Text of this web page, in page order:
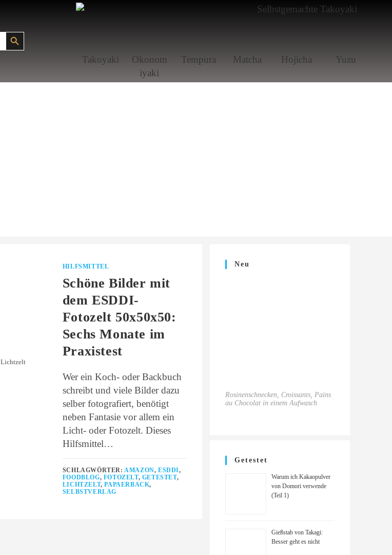
SEARCH BUTTON
Tako­yaki
Okonom
i­yaki
Tem­pura Matcha Hoji­cha Yuzu
Lichtzelt
HILFSMITTEL
Schöne Bilder mit
dem ESDDI-
Fotozelt 50x50x50:
Sechs Monate im
Praxistest
Wer ein Koch- oder Backbuch
schreibt und viele Bilder dazu
selber fotografiert, benötigt
neben Fantasie vor allem ein
Licht- oder Fotozelt. Dieses
Hilfsmittel…
SCHLAGWÖRTER: AMAZON, ESDDI,
FOODBLOG, FOTOZELT, GETESTET,
LICHTZELT,PAPAERBACK,
SELBSTVERLAG
Neu
Rosinenschnecken, Croissants, Pains
au Chocolat in einem Aufwasch
Getestet
Warum ich Kakaopulver
von Domori verwende
(Teil 1)
Gießstab von Takagi:
Besser geht es nicht